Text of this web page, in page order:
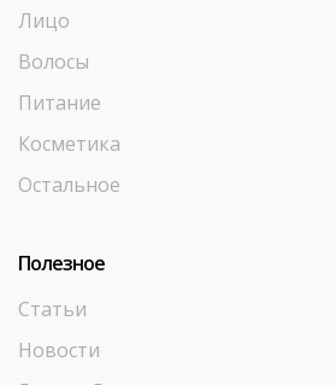
Лицо
Волосы
Питание
Косметика
Остальное
Полезное
Статьи
Новости